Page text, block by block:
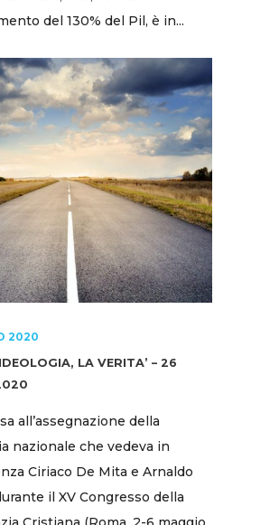
del 130% del Pil, è in...
2020
LA VERITA’ – 26
all’assegnazione della
nazionale che vedeva in
Ciriaco De Mita e Arnaldo
il XV Congresso della